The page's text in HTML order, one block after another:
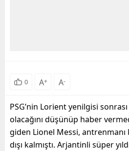
0 A+ A-
PSG’nin Lorient yenilgisi
olacağını düşünüp haber
giden Lionel Messi, antrenmanı
dışı kalmıştı. Arjantinli süper